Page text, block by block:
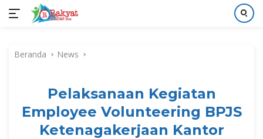
kontenBeranda News
Pelaksanaan Kegiatan
Employee Volunteering BPJS
Ketenagakerjaan Kantor